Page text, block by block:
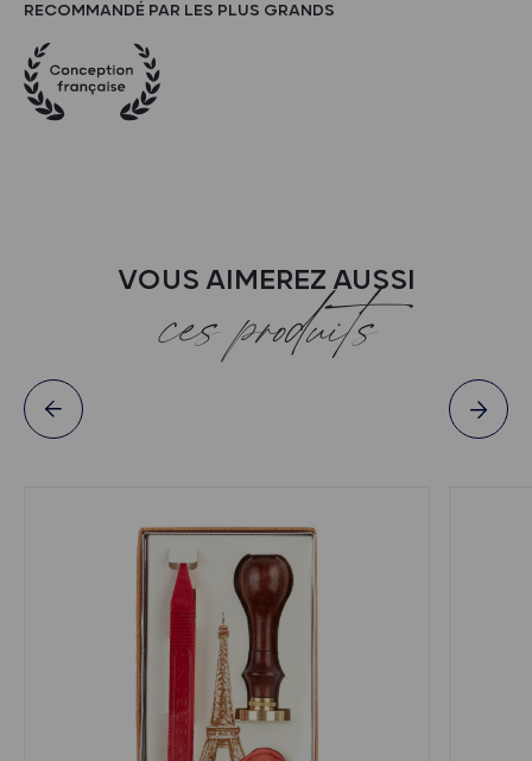
RECOMMANDÉ PAR LES PLUS GRANDS
VOUS AIMEREZ AUSSI
ces produits